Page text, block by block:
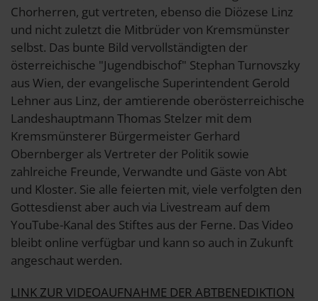
Chorherren, gut vertreten, ebenso die Diözese Linz
und nicht zuletzt die Mitbrüder von Kremsmünster
selbst. Das bunte Bild vervollständigten der
österreichische "Jugendbischof" Stephan Turnovszky
aus Wien, der evangelische Superintendent Gerold
Lehner aus Linz, der amtierende oberösterreichische
Landeshauptmann Thomas Stelzer mit dem
Kremsmünsterer Bürgermeister Gerhard
Obernberger als Vertreter der Politik sowie
zahlreiche Freunde, Verwandte und Gäste von Abt
und Kloster. Sie alle feierten mit, viele verfolgten den
Gottesdienst aber auch via Livestream auf dem
YouTube-Kanal des Stiftes aus der Ferne. Das Video
bleibt online verfügbar und kann so auch in Zukunft
angeschaut werden.
LINK ZUR VIDEOAUFNAHME DER ABTBENEDIKTION